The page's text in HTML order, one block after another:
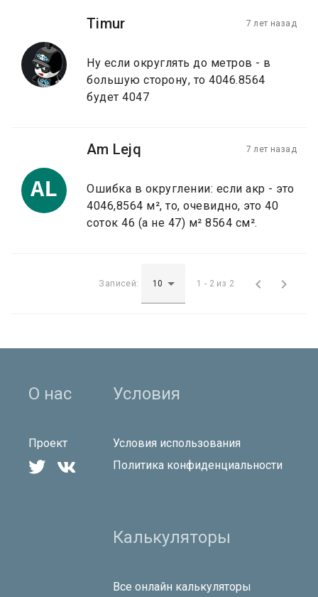
Timur 7 лет назад
Ну если округлять до метров - в
большую сторону, то 4046.8564
будет 4047
AL
Am Lejq 7 лет назад
Ошибка в округлении: если акр - это
4046,8564 м², то, очевидно, это 40
соток 46 (а не 47) м² 8564 см².
Записей: 1 - 2 из 2  
О нас
Проект
 
Условия
Условия использования
Политика конфиденциальности
Калькуляторы
Все онлайн калькуляторы